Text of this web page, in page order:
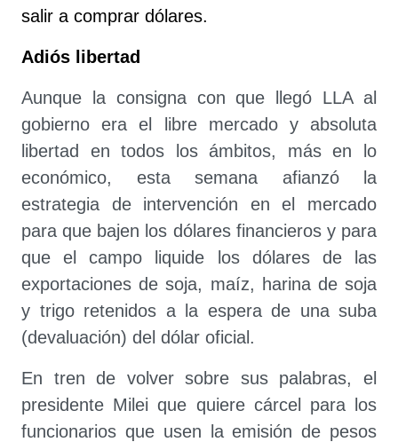
salir a comprar dólares.
Adiós libertad
Aunque la consigna con que llegó LLA al
gobierno era el libre mercado y absoluta
libertad en todos los ámbitos, más en lo
económico, esta semana afianzó la
estrategia de intervención en el mercado
para que bajen los dólares financieros y para
que el campo liquide los dólares de las
exportaciones de soja, maíz, harina de soja
y trigo retenidos a la espera de una suba
(devaluación) del dólar oficial.
En tren de volver sobre sus palabras, el
presidente Milei que quiere cárcel para los
funcionarios que usen la emisión de pesos